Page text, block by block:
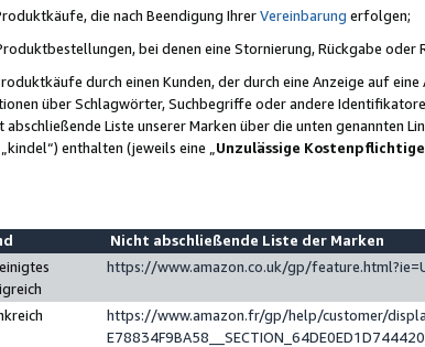
die nach Beendigung IhrerVereinbarung erfolgen;
bei denen eine Stornierung, Rückgabe
durch einen Kunden, der durch eine Anzeige auf
über Schlagwörter, Suchbegriffe oder andere
abschließende Liste unserer Marken über die unten genannten
enthalten (jeweils eine „ Unzulässige
Nicht abschließende Liste der Marken
https://www.amazon.co.uk/gp/
https://www.amazon.fr/gp/help/customer/